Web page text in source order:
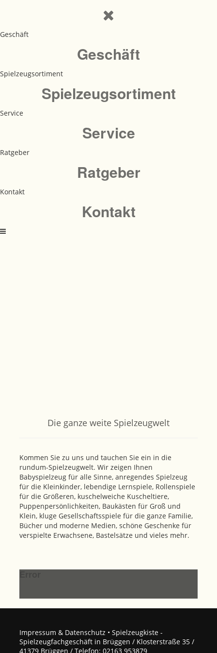
Geschäft
Geschäft
Spielzeugsortiment
Spielzeugsortiment
Service
Service
Ratgeber
Ratgeber
Kontakt
Kontakt
Die ganze weite Spielzeugwelt
Kommen Sie zu uns und tauchen Sie ein in die
rundum-Spielzeugwelt. Wir zeigen Ihnen
Babyspielzeug für alle Sinne, anregendes Spielzeug
für die Kleinkinder, lebendige Lernspiele, Rollenspiele
für die Größeren, kuschelweiche Kuscheltiere,
Puppenpersönlichkeiten, Baukästen für Groß und
Klein, kluge Gesellschaftsspiele für die ganze Familie,
Bücher und moderne Medien, schöne Geschenke für
verspielte Erwachsene, Bastelsätze und vieles mehr.
Impressum & Datenschutz • Spielzeugkiste -
Spielzeugfachgeschäft in Brüggen / Klosterstraße 35 /
41379 Brüggen / Telefon: 02163 953879